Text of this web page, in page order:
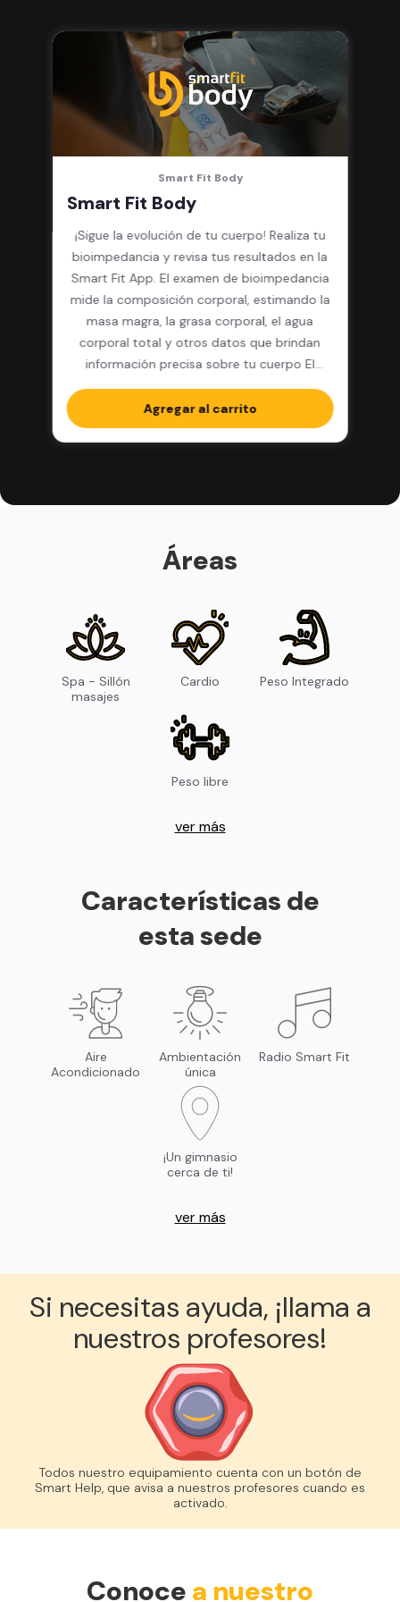
grupales
Smart Fit Body
Smart Fit Body
¡Sigue la evolución de tu cuerpo! Realiza tu
bioimpedancia y revisa tus resultados en la
Smart Fit App. El examen de bioimpedancia
mide la composición corporal, estimando la
masa magra, la grasa corporal, el agua
corporal total y otros datos que brindan
información precisa sobre tu cuerpo El
completos en la app
Agregar al carrito
Áreas
Spa - Sillón
masajes
Cardio Peso Integrado
Peso libre
ver más
Características de
esta sede
Aire
Acondicionado
Ambientación
única
Radio Smart Fit
¡Un gimnasio
cerca de ti!
ver más
Si necesitas ayuda, ¡llama a
nuestros profesores!
Todos nuestro equipamiento cuenta con un botón de
Smart Help, que avisa a nuestros profesores cuando es
activado.
Conoce a nuestro